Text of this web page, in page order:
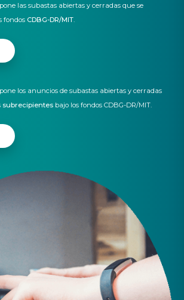
las subastas abiertas y cerradas que se
fondos CDBG-DR/MIT.
los anuncios de subastas abiertas y cerradas
subrecipientes bajo los fondos CDBG-DR/MIT.